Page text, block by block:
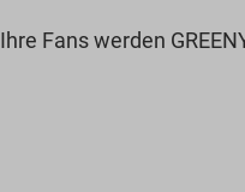
Ihre Fans werden